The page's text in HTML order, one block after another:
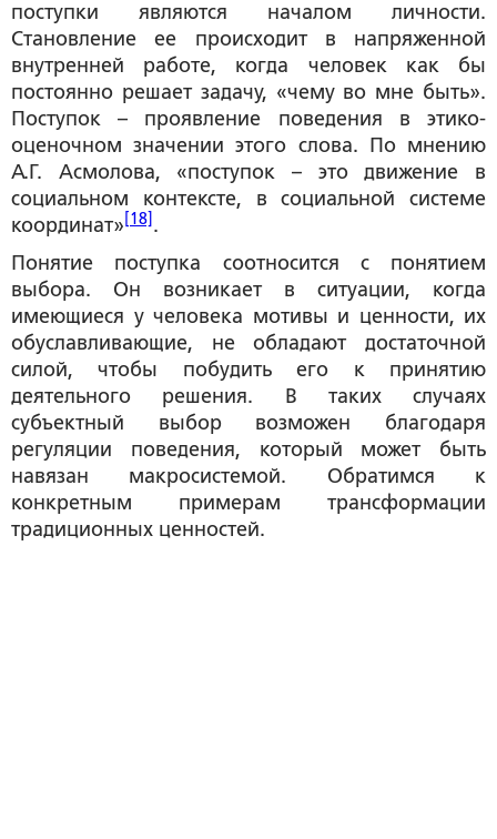
поступки являются началом личности.
Становление ее происходит в напряженной
внутренней работе, когда человек как бы
постоянно решает задачу, «чему во мне быть».
Поступок – проявление поведения в этико-
оценочном значении этого слова. По мнению
А.Г. Асмолова, «поступок – это движение в
социальном контексте, в социальной системе
координат» [18] .
Понятие поступка соотносится с понятием
выбора. Он возникает в ситуации, когда
имеющиеся у человека мотивы и ценности, их
обуславливающие, не обладают достаточной
силой, чтобы побудить его к принятию
деятельного решения. В таких случаях
субъектный выбор возможен благодаря
регуляции поведения, который может быть
навязан макросистемой. Обратимся к
конкретным примерам трансформации
традиционных ценностей.